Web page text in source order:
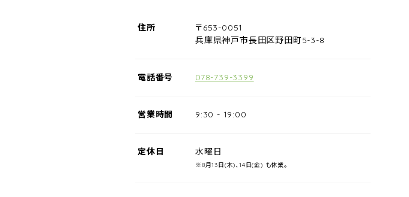
住所
〒653-0051
兵庫県神戸市長田区野田町5-3-8
電話番号 078-739-3399
営業時間 9:30 - 19:00
定休日 水曜日
※8月13日(木)、14日(金) も休業。